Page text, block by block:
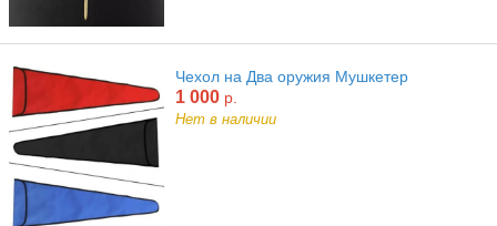
Чехол на Два оружия Мушкетер
1 000 р.
Нет в наличии